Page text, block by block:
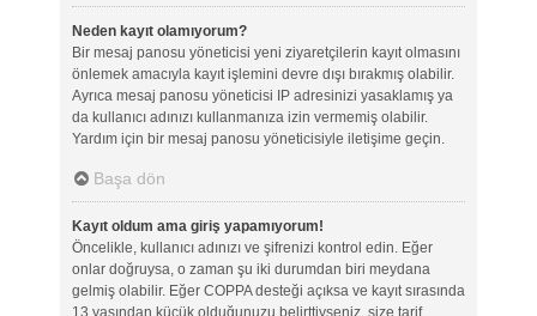
Neden kayıt olamıyorum?
Bir mesaj panosu yöneticisi yeni ziyaretçilerin kayıt olmasını
önlemek amacıyla kayıt işlemini devre dışı bırakmış olabilir.
Ayrıca mesaj panosu yöneticisi IP adresinizi yasaklamış ya
da kullanıcı adınızı kullanmanıza izin vermemiş olabilir.
Yardım için bir mesaj panosu yöneticisiyle iletişime geçin.
Başa dön
Kayıt oldum ama giriş yapamıyorum!
Öncelikle, kullanıcı adınızı ve şifrenizi kontrol edin. Eğer
onlar doğruysa, o zaman şu iki durumdan biri meydana
gelmiş olabilir. Eğer COPPA desteği açıksa ve kayıt sırasında
13 yaşından küçük olduğunuzu belirttiyseniz, size tarif